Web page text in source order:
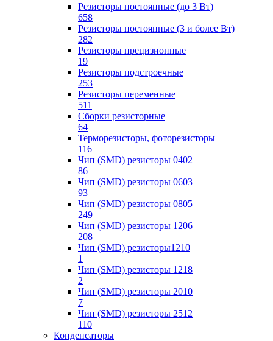
Резисторы постоянные (до 3 Вт)
658
Резисторы постоянные (3 и более Вт)
282
Резисторы прецизионные
19
Резисторы подстроечные
253
Резисторы переменные
511
Сборки резисторные
64
Терморезисторы, фоторезисторы
116
Чип (SMD) резисторы 0402
86
Чип (SMD) резисторы 0603
93
Чип (SMD) резисторы 0805
249
Чип (SMD) резисторы 1206
208
Чип (SMD) резисторы1210
1
Чип (SMD) резисторы 1218
2
Чип (SMD) резисторы 2010
7
Чип (SMD) резисторы 2512
110
Конденсаторы